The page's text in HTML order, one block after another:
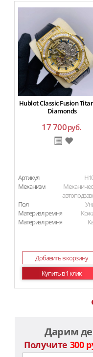
Hublot Classic Fusion
Diamonds
17 700руб.
Артикул
Механизм
Пол
Материал ремня
Материал ремня
Добавить в корзину
Купить в 1 клик
Дарим
Получите 300